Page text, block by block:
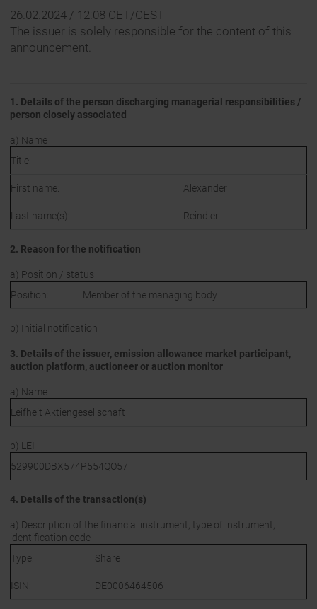
26.02.2024 / 12:08 CET/CEST
The issuer is solely responsible for the content of this
announcement.
1. Details of the person discharging managerial responsibilities /
person closely associated
a) Name
Title:
First name: Alexander
Last name(s): Reindler
2. Reason for the notification
a) Position / status
Position:
Member of the managing body
b) Initial notification
3. Details of the issuer, emission allowance market participant,
auction platform, auctioneer or auction monitor
a) Name
Leifheit Aktiengesellschaft
b) LEI
529900DBX574P554QO57
4. Details of the transaction(s)
a) Description of the financial instrument, type of instrument,
identification code
Type:
Share
ISIN: DE0006464506